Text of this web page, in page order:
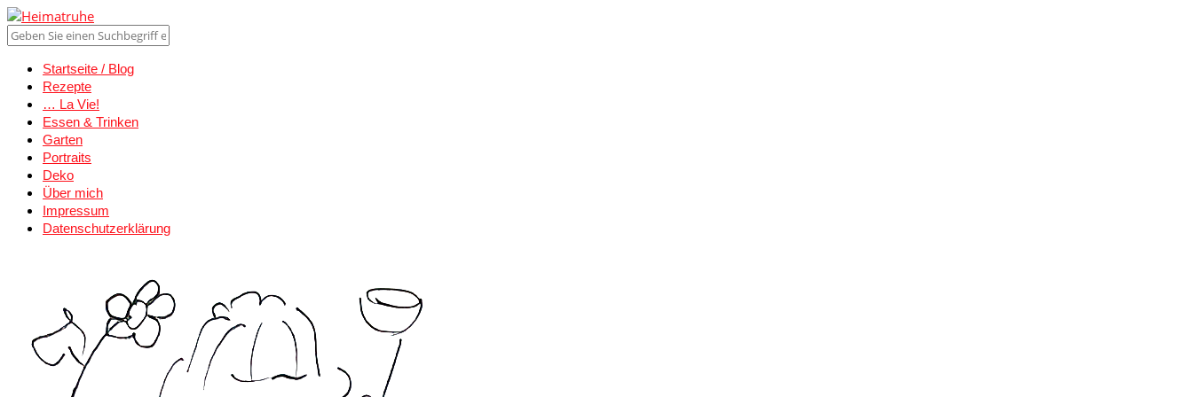
Startseite / Blog
Rezepte
… La Vie!
Essen & Trinken
Garten
Portraits
Deko
Über mich
Impressum
Datenschutzerklärung